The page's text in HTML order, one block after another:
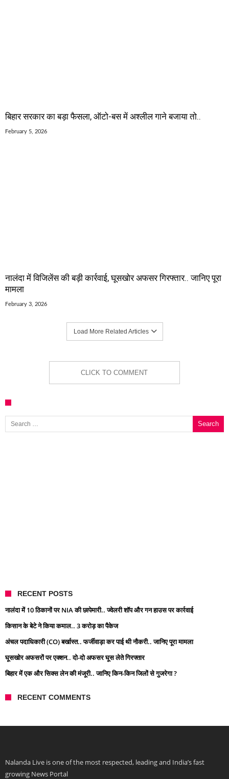
बिहार सरकार का बड़ा फैसला, ऑटो-बस में अश्लील गाने बजाया तो..
February 5, 2026
नालंदा में विजिलेंस की बड़ी कार्रवाई, घूसखोर अफसर गिरफ्तार.. जानिए पूरा
मामला
February 3, 2026
Load More Related Articles
CLICK TO COMMENT
Search for:
RECENT POSTS
नालंदा में 10 ठिकानों पर NIA की छापेमारी.. ज्वेलरी शॉप और गन हाउस पर कार्रवाई
किसान के बेटे ने किया कमाल.. 3 करोड़ का पैकेज
अंचल पदाधिकारी (CO) बर्खास्त.. फर्जीवाड़ा कर पाई थी नौकरी.. जानिए पूरा मामला
घूसखोर अफसरों पर एक्शन.. दो-दो अफसर घूस लेते गिरफ्तार
बिहार में एक और सिक्स लेन की मंजूरी.. जानिए किन-किन जिलों से गुजरेगा ?
RECENT COMMENTS
Nalanda Live is one of the most respected, leading and India’s fast
growing News Portal